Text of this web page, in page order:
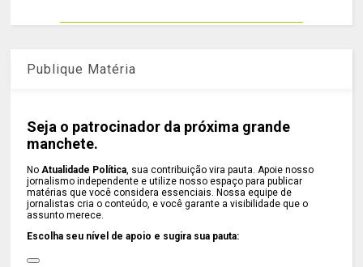
Publique Matéria
Seja o patrocinador da próxima grande
manchete.
NoAtualidade Política, sua contribuição vira pauta. Apoie nosso
jornalismo independente e utilize nosso espaço para publicar
matérias que você considera essenciais. Nossa equipe de
jornalistas cria o conteúdo, e você garante a visibilidade que o
assunto merece.
Escolha seu nível de apoio e sugira sua pauta: